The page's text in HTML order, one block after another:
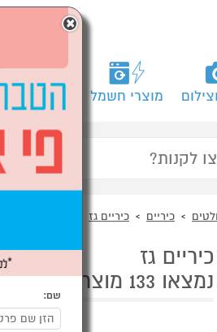
מוצרי חשמל מחשבים
כיריים כיריים גז
כיריים גז
נמצאו 133 מוצרי כיריים גז
×
שם: